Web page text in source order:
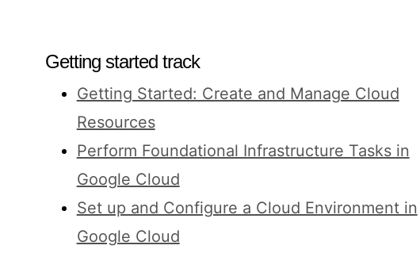
Getting started track
Getting Started: Create and Manage Cloud
Resources
Perform Foundational Infrastructure Tasks in
Google Cloud
Set up and Configure a Cloud Environment in
Google Cloud